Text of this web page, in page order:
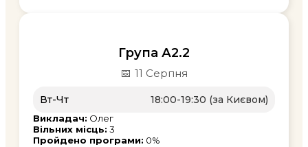
Група А2.2
📅 11 Серпня
Вт-Чт 18:00-19:30 (за Києвом)
Викладач: Олег
Вільних місць: 3
Пройдено програми: 0%